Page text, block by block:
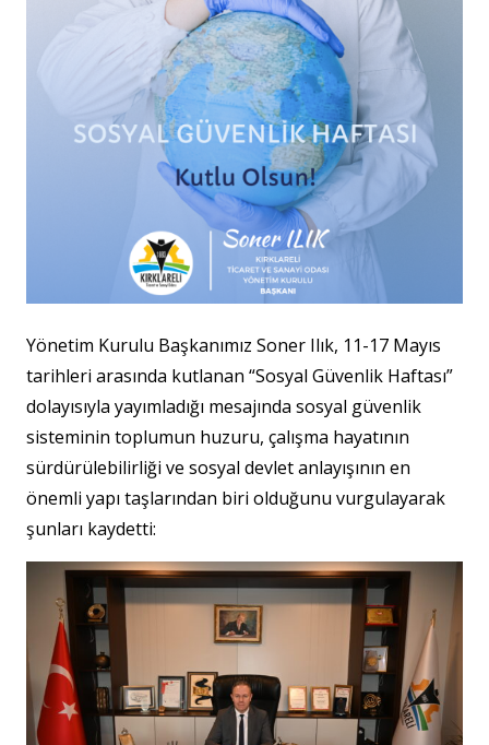
Yönetim Kurulu Başkanımız Soner Ilık, 11-17 Mayıs
tarihleri arasında kutlanan “Sosyal Güvenlik Haftası”
dolayısıyla yayımladığı mesajında sosyal güvenlik
sisteminin toplumun huzuru, çalışma hayatının
sürdürülebilirliği ve sosyal devlet anlayışının en
önemli yapı taşlarından biri olduğunu vurgulayarak
şunları kaydetti: